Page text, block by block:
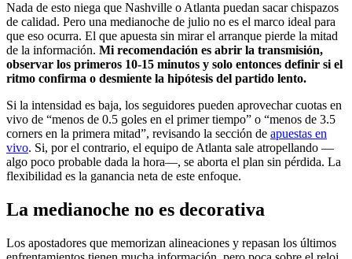
Nada de esto niega que Nashville o Atlanta puedan sacar chispazos
de calidad. Pero una medianoche de julio no es el marco ideal para
que eso ocurra. El que apuesta sin mirar el arranque pierde la mitad
de la información. Mi recomendación es abrir la transmisión,
observar los primeros 10-15 minutos y solo entonces definir si el
ritmo confirma o desmiente la hipótesis del partido lento.
Si la intensidad es baja, los seguidores pueden aprovechar cuotas en
vivo de “menos de 0.5 goles en el primer tiempo” o “menos de 3.5
corners en la primera mitad”, revisando la sección de apuestas en
vivo. Si, por el contrario, el equipo de Atlanta sale atropellando —
algo poco probable dada la hora—, se aborta el plan sin pérdida. La
flexibilidad es la ganancia neta de este enfoque.
La medianoche no es decorativa
Los apostadores que memorizan alineaciones y repasan los últimos